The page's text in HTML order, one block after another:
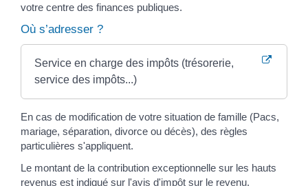
votre centre des finances publiques.
Où s’adresser ?
Service en charge des impôts (trésorerie,
service des impôts...)
En cas de modification de votre situation de famille (Pacs,
mariage, séparation, divorce ou décès), des règles
particulières s'appliquent.
Le montant de la contribution exceptionnelle sur les hauts
revenus est indiqué sur l'avis d'impôt sur le revenu.